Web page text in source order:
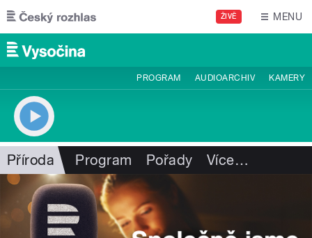
Přejít k hlavnímu obsahu
ŽIVĚ MENU
PROGRAM AUDIOARCHIV KAMERY
Příroda Program Pořady Více…